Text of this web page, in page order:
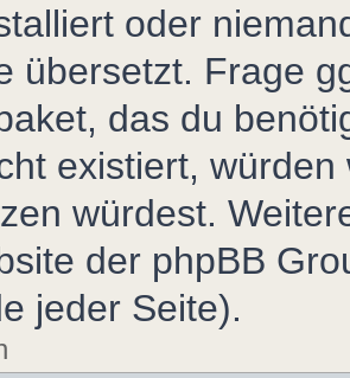
oder
übersetzt. Frage
das du
existiert,
würdest.
der phpBB
jeder Seite).